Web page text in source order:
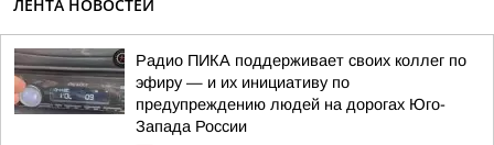
ЛЕНТА НОВОСТЕЙ
Радио ПИКА поддерживает своих коллег по
эфиру — и их инициативу по
предупреждению людей на дорогах Юго-
Запада России